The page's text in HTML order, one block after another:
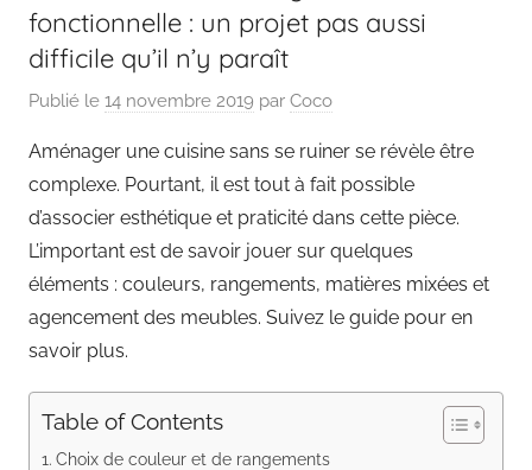
fonctionnelle : un projet pas aussi
difficile qu’il n’y paraît
Publié le 14 novembre 2019 par Coco
Aménager une cuisine sans se ruiner se révèle être
complexe. Pourtant, il est tout à fait possible
d’associer esthétique et praticité dans cette pièce.
L’important est de savoir jouer sur quelques
éléments : couleurs, rangements, matières mixées et
agencement des meubles. Suivez le guide pour en
savoir plus.
Table of Contents
Choix de couleur et de rangements